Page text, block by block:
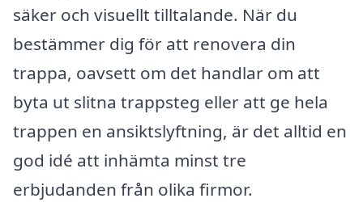
säker och visuellt tilltalande. När du
bestämmer dig för att renovera din
trappa, oavsett om det handlar om att
byta ut slitna trappsteg eller att ge hela
trappen en ansiktslyftning, är det alltid en
god idé att inhämta minst tre
erbjudanden från olika firmor.